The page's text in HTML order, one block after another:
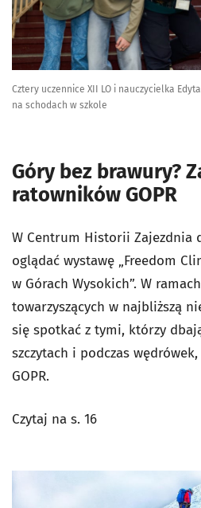
Cztery uczennice XII LO i nauczycielka
na schodach w szkole
Góry bez brawury?
ratowników GOPR
W Centrum Historii Zajezdnia
oglądać wystawę „Freedom
w Górach Wysokich”. W
towarzyszących w najbliższą
się spotkać z tymi, którzy
szczytach i podczas
GOPR.
Czytaj na s. 16